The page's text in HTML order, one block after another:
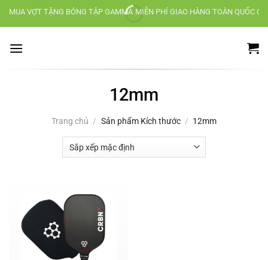
Chuyển
dung
MUA VỢT TẶNG BÓNG TẬP GAMMA MIỄN PHÍ GIAO HÀNG TOÀN QUỐC
12mm
Trang chủ / Sản phẩm Kích thước / 12mm